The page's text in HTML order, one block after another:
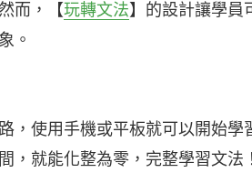
而，【玩轉文法】的設計讓學員
。
，使用手機或平板就可以開始學
，就能化整為零，完整學習文法！